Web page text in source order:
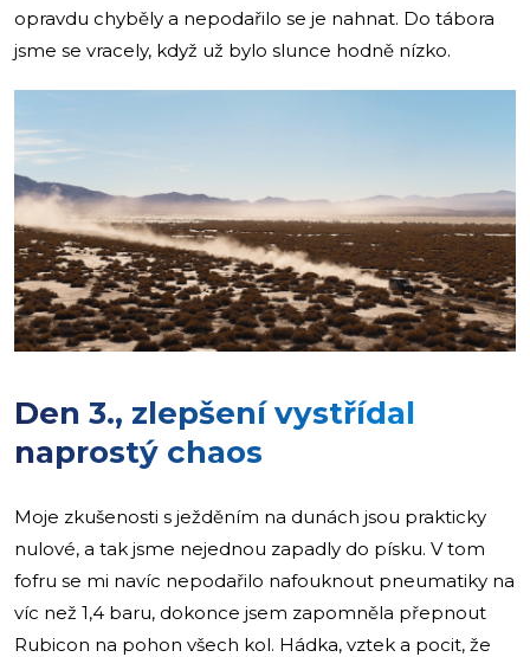
opravdu chyběly a nepodařilo se je nahnat. Do tábora
jsme se vracely, když už bylo slunce hodně nízko.
Den 3., zlepšení vystřídal
naprostý chaos
Moje zkušenosti s ježděním na dunách jsou prakticky
nulové, a tak jsme nejednou zapadly do písku. V tom
fofru se mi navíc nepodařilo nafouknout pneumatiky na
víc než 1,4 baru, dokonce jsem zapomněla přepnout
Rubicon na pohon všech kol. Hádka, vztek a pocit, že